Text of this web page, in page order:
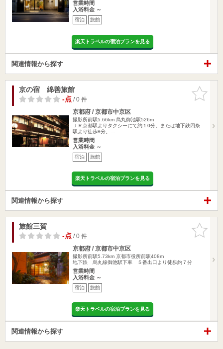
営業時間
入浴料金 ～
宿泊 旅館
楽天トラベルの宿泊プランを見る
関連情報から探す
お気に入
りに追加
京の宿 綿善旅館
-点/ 0 件
京都府 / 京都市中京区
撮影所前駅5.66km 烏丸御池駅526m
ＪＲ京都駅よりタクシーにて約１0分。または地下鉄四条
駅より徒歩8分。…
営業時間
入浴料金 ～
宿泊 旅館
楽天トラベルの宿泊プランを見る
関連情報から探す
お気に入
りに追加
旅館三賀
-点/ 0 件
京都府 / 京都市中京区
撮影所前駅5.73km 京都市役所前駅408m
地下鉄 烏丸線御池駅下車 ５番出口より徒歩約７分
営業時間
入浴料金 ～
宿泊 旅館
楽天トラベルの宿泊プランを見る
関連情報から探す